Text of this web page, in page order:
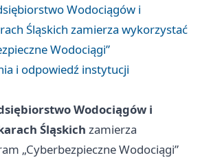
Wodociągów i
Śląskich zamierza wykorzystać
Wodociągi”
i odpowiedź instytucji
Wodociągów i
Śląskich zamierza
„Cyberbezpieczne Wodociągi”